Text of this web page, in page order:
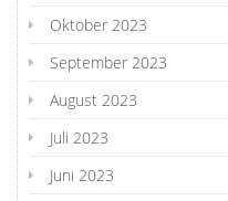
Oktober 2023
September 2023
August 2023
Juli 2023
Juni 2023